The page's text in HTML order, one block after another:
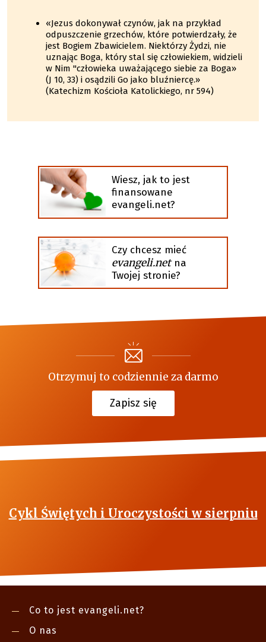
«Jezus dokonywał czynów, jak na przykład
odpuszczenie grzechów, które potwierdzały, że
jest Bogiem Zbawicielem. Niektórzy Żydzi, nie
uznając Boga, który stal się człowiekiem, widzieli
w Nim "człowieka uważającego siebie za Boga»
(J 10, 33) i osądzili Go jako bluźniercę.»
(Katechizm Kościoła Katolickiego, nr 594)
Wiesz, jak to jest
finansowane
evangeli.net?
Czy chcesz mieć
evangeli.netna
Twojej stronie?
Otrzymuj to codziennie za darmo
Zapisz się
Cykl Świętych i Uroczystości w sierpniu
Co to jest evangeli.net?
O nas